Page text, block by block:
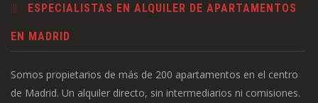
ESPECIALISTAS EN ALQUILER DE APARTAMENTOS
EN MADRID
Somos propietarios de más de 200 apartamentos en el centro
de Madrid. Un alquiler directo, sin intermediarios ni comisiones.